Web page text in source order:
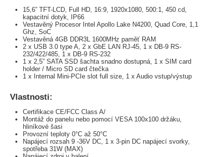
15,6” TFT-LCD, Full HD, 16:9, 1920x1080, 500:1, 450 cd,
kapacitní dotyk, IP66
Vestavěný Procesor Intel Apollo Lake N4200, Quad Core, 1,1
Ghz, SoC
Vestavěná 4GB DDR3L 1600MHz paměť RAM
2 x USB 3.0 type A, 2 x GbE LAN RJ-45, 1 x DB-9 RS-
232/422/485, 1 x DB-9 RS-232
1 x 2,5” SATA SSD šachta snadno dostupná, 1 x SIM card
holder / Micro SD card čtečka
1 x Internal Mini-PCIe slot full size, 1 x Audio vstup/výstup
Vlastnosti:
Certifikace CE/FCC Class A/
Montáž do panelu nebo pomocí VESA 100x100 držáku,
hliníkové šasi
Provozní teploty 0°C až 50°C
Napájecí rozsah 9 -36V DC, 1 x 3-pin DC napájecí svorky,
spotřeba 31W (MAX)